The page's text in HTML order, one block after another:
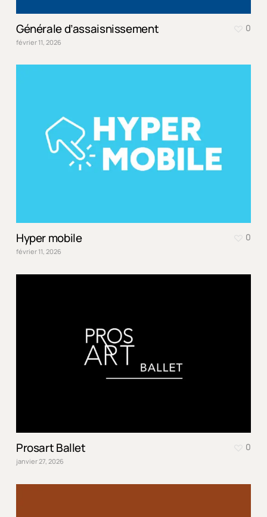
Générale d’assaisnissement
février 11, 2026
0
Hyper mobile
février 11, 2026
0
Prosart Ballet
janvier 27, 2026
0